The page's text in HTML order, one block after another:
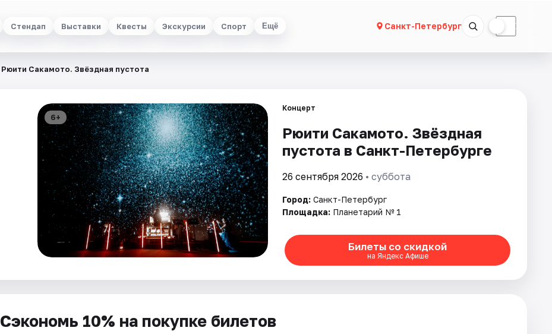
Стендап Выставки Квесты Экскурсии Спорт Ещё Санкт-Петербург ☾
Рюити Сакамото. Звёздная пустота
6+
Концерт
Рюити Сакамото. Звёздная
пустота в Санкт-Петербурге
26 сентября 2026 • суббота
Город: Санкт-Петербург
Площадка: Планетарий № 1
Билеты со скидкой
на Яндекс Афише
Сэкономь 10% на покупке билетов